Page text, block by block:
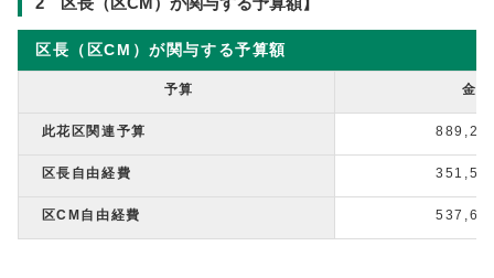
区長（区CM）が関与する予算額
予算 金
此花区関連予算
区長自由経費
区CM自由経費